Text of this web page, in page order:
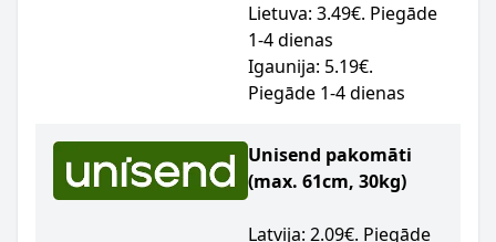
Lietuva: 3.49€. Piegāde
1-4 dienas
Igaunija: 5.19€.
Piegāde 1-4 dienas
Unisend pakomāti
(max. 61cm, 30kg)
Latvija: 2.09€. Piegāde